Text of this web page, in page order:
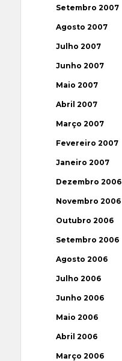
Setembro 2007
Agosto 2007
Julho 2007
Junho 2007
Maio 2007
Abril 2007
Março 2007
Fevereiro 2007
Janeiro 2007
Dezembro 2006
Novembro 2006
Outubro 2006
Setembro 2006
Agosto 2006
Julho 2006
Junho 2006
Maio 2006
Abril 2006
Março 2006